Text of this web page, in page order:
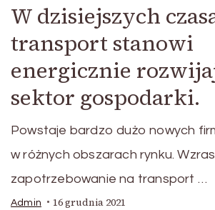
W dzisiejszych
transport stanowi
energicznie
sektor gospodarki.
Powstaje bardzo dużo nowych
w różnych obszarach rynku.
zapotrzebowanie na transport …
Admin 16 grudnia 2021